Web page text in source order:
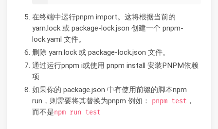
在终端中运行pnpm import。这将根据当前的
yarn.lock 或 package-lock.json 创建一个 pnpm-
lock.yaml 文件。
删除 yarn.lock 或 package-lock.json 文件。
通过运行pnpm i或使用 pnpm install 安装PNPM依赖
项
如果你的 package.json 中有使用前缀的脚本npm
run，则需要将其替换为pnpm 例如：
pnpm test ，
而不是npm run test